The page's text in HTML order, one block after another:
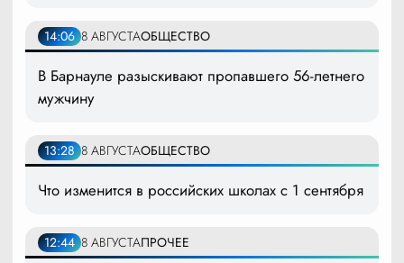
14:06 8 АВГУСТАОБЩЕСТВО
В Барнауле разыскивают пропавшего 56-летнего
мужчину
13:28 8 АВГУСТАОБЩЕСТВО
Что изменится в российских школах с 1 сентября
12:44 8 АВГУСТАПРОЧЕЕ